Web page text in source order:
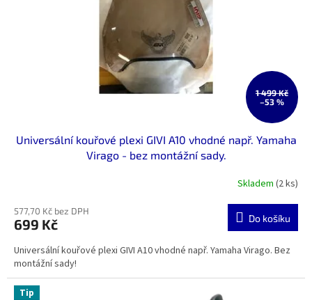
1 499 Kč
–53 %
Universální kouřové plexi GIVI A10 vhodné např. Yamaha
Virago - bez montážní sady.
Skladem (2 ks)
577,70 Kč bez DPH
699 Kč Do košíku
Universální kouřové plexi GIVI A10 vhodné např. Yamaha Virago. Bez
montážní sady!
Tip